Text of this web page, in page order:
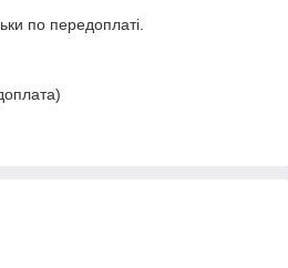
по передоплаті.